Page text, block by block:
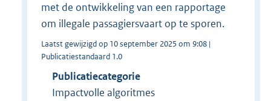
met de ontwikkeling van een rapportage
om illegale passagiersvaart op te sporen.
Laatst gewijzigd op 10 september 2025 om 9:08 |
Publicatiestandaard 1.0
Publicatiecategorie
Impactvolle algoritmes